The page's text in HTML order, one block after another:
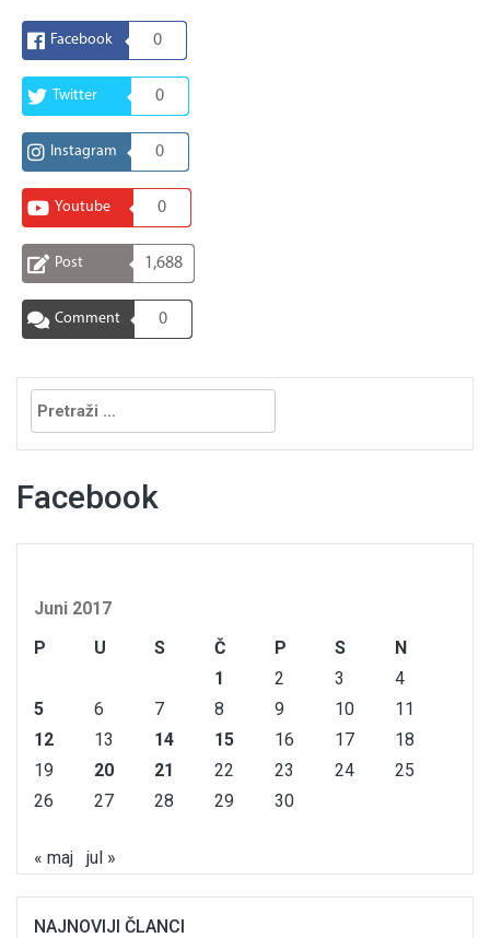
Facebook 0
Twitter 0
Instagram 0
Youtube 0
Post 1,688
Comment 0
Pretraga:
Facebook
Juni 2017
P
U S Č P S
N
1
2 3
4
5
6 7 8 9 10
11
12
13 14 15 16 17
18
19
20 21 22 23 24
25
26
27 28 29 30
« maj jul »
NAJNOVIJI ČLANCI